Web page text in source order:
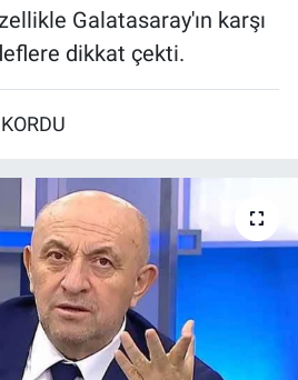
Galatasaray'ın karşı
dikkat çekti.